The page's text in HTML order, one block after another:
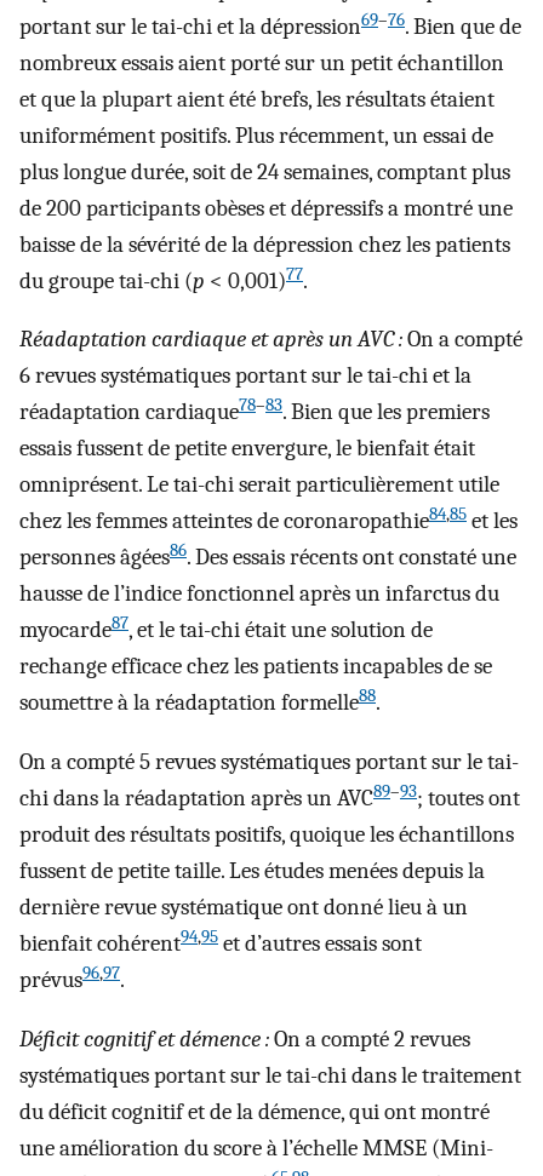
portant sur le tai-chi et la dépression69–76. Bien que de
nombreux essais aient porté sur un petit échantillon
et que la plupart aient été brefs, les résultats étaient
uniformément positifs. Plus récemment, un essai de
plus longue durée, soit de 24 semaines, comptant plus
de 200 participants obèses et dépressifs a montré une
baisse de la sévérité de la dépression chez les patients
du groupe tai-chi (p < 0,001)77.
Réadaptation cardiaque et après un AVC :On a compté
6 revues systématiques portant sur le tai-chi et la
réadaptation cardiaque78–83. Bien que les premiers
essais fussent de petite envergure, le bienfait était
omniprésent. Le tai-chi serait particulièrement utile
chez les femmes atteintes de coronaropathie84,85 et les
personnes âgées86. Des essais récents ont constaté une
hausse de l’indice fonctionnel après un infarctus du
myocarde87, et le tai-chi était une solution de
rechange efficace chez les patients incapables de se
soumettre à la réadaptation formelle88.
On a compté 5 revues systématiques portant sur le tai-
chi dans la réadaptation après un AVC89–93; toutes ont
produit des résultats positifs, quoique les échantillons
fussent de petite taille. Les études menées depuis la
dernière revue systématique ont donné lieu à un
bienfait cohérent94,95 et d’autres essais sont
prévus96,97.
Déficit cognitif et démence :On a compté 2 revues
systématiques portant sur le tai-chi dans le traitement
du déficit cognitif et de la démence, qui ont montré
une amélioration du score à l’échelle MMSE (Mini-